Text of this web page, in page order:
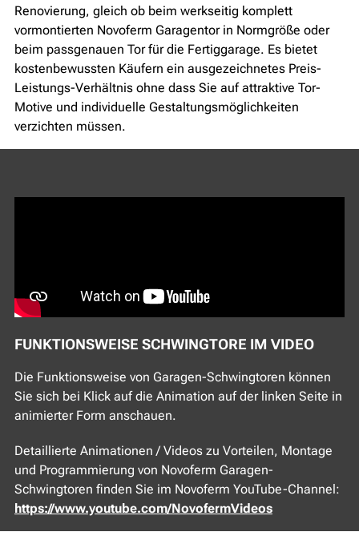
Renovierung, gleich ob beim werkseitig komplett
vormontierten Novoferm Garagentor in Normgröße oder
beim passgenauen Tor für die Fertiggarage. Es bietet
kostenbewussten Käufern ein ausgezeichnetes Preis-
Leistungs-Verhältnis ohne dass Sie auf attraktive Tor-
Motive und individuelle Gestaltungsmöglichkeiten
verzichten müssen.
FUNKTIONSWEISE SCHWINGTORE IM VIDEO
Die Funktionsweise von Garagen-Schwingtoren können
Sie sich bei Klick auf die Animation auf der linken Seite in
animierter Form anschauen.
Detaillierte Animationen / Videos zu Vorteilen, Montage
und Programmierung von Novoferm Garagen-
Schwingtoren finden Sie im Novoferm YouTube-Channel:
https://www.youtube.com/NovofermVideos